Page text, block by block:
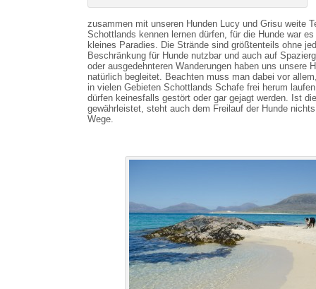
zusammen mit unseren Hunden Lucy und Grisu weite
Schottlands kennen lernen dürfen, für die Hunde war es
kleines Paradies. Die Strände sind größtenteils ohne
Beschränkung für Hunde nutzbar und auch auf
oder ausgedehnteren Wanderungen haben uns unsere
natürlich begleitet. Beachten muss man dabei vor
in vielen Gebieten Schottlands Schafe frei herum
dürfen keinesfalls gestört oder gar gejagt werden. Ist
gewährleistet, steht auch dem Freilauf der Hunde
Wege.